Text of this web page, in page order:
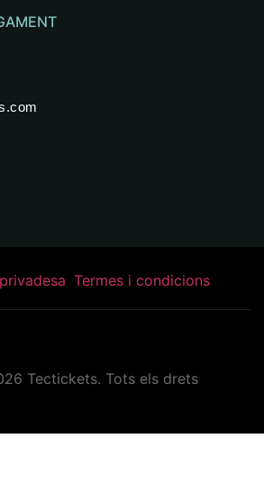
Termes i condicions
Tectickets. Tots els drets